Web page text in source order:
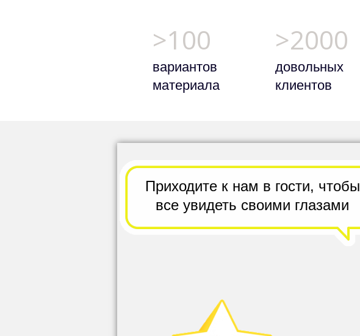
довольных
клиентов
Приходите к нам в гости, чтобы
всеувидеть своими глазами
>2000
>100
вариантов
материала